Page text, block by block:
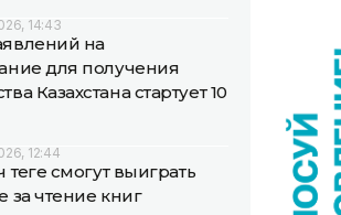
14:43
на
для получения
Казахстана стартует 10
12:44
смогут выиграть
за чтение книг